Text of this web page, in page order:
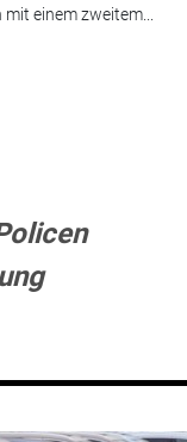
einem zweitem...